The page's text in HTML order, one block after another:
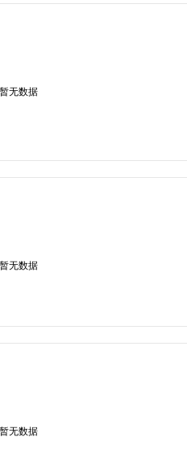
暂无数据
暂无数据
暂无数据